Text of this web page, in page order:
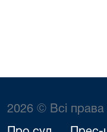
2026 © Всі права